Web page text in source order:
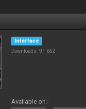
Interface
Downloads: 91 652
Available on :